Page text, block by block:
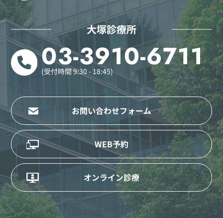
大塚診療所
03-3910-6711
(受付時間 9:30 - 18:45)
お問い合わせフォーム
WEB予約
オンライン診療